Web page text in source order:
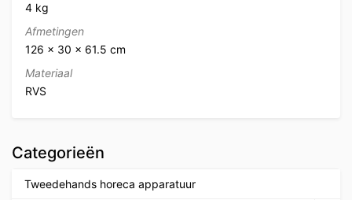
4 kg
Afmetingen
126 × 30 × 61.5 cm
Materiaal
RVS
Categorieën
Tweedehands horeca apparatuur